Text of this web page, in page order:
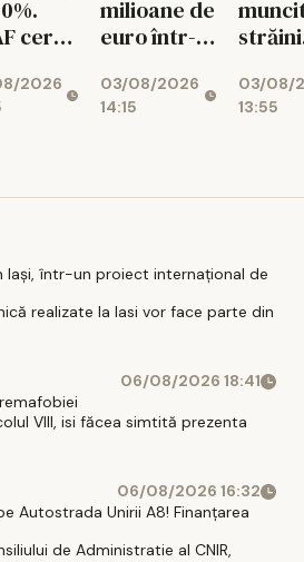
cere
de
2026
milioane de
euro într-o
lună!
Rezervele
României
03/08/2026
14:15
străini
de
03/08/
13:55
Iași, într-un proiect internațional de
realizate la Iasi vor face parte din
06/08/2026 18:41
VIII, isi făcea simtită prezenta
06/08/2026 16:32
Autostrada Unirii A8! Finanțarea
de Administratie al CNIR,